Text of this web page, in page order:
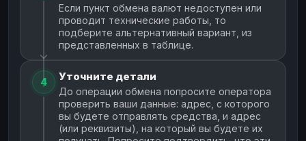
Если пункт обмена валют недоступен или
проводит технические работы, то
подберите альтернативный вариант, из
представленных в таблице.
4 Уточните детали
До операции обмена попросите оператора
проверить ваши данные: адрес, с которого
вы будете отправлять средства, и адрес
(или реквизиты), на который вы будете их